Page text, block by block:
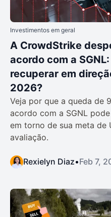
Investimentos em geral
A CrowdStrike
acordo com a
recuperar em
2026?
Veja por que a queda de
acordo com a SGNL
em torno de sua meta de
avaliação.
Rexielyn Diaz•Feb 7,